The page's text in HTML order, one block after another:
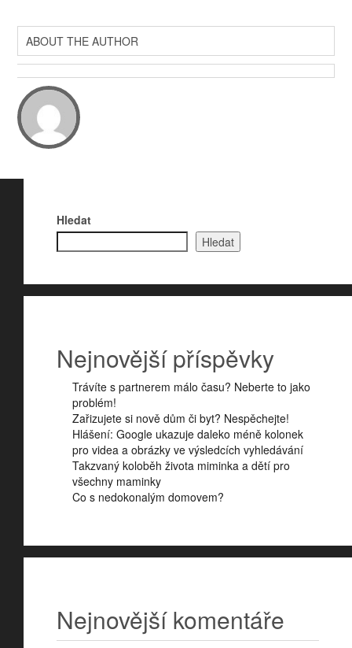
ABOUT THE AUTHOR
Hledat
Hledat
Nejnovější příspěvky
Trávíte s partnerem málo času? Neberte to jako
problém!
Zařizujete si nově dům či byt? Nespěchejte!
Hlášení: Google ukazuje daleko méně kolonek
pro videa a obrázky ve výsledcích vyhledávání
Takzvaný koloběh života miminka a dětí pro
všechny maminky
Co s nedokonalým domovem?
Nejnovější komentáře